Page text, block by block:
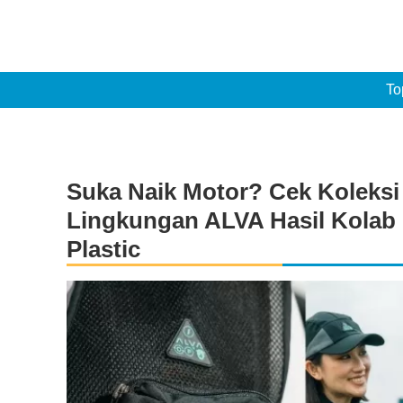
Suka Naik Motor? Cek
Lingkungan ALVA Hasil
Plastic